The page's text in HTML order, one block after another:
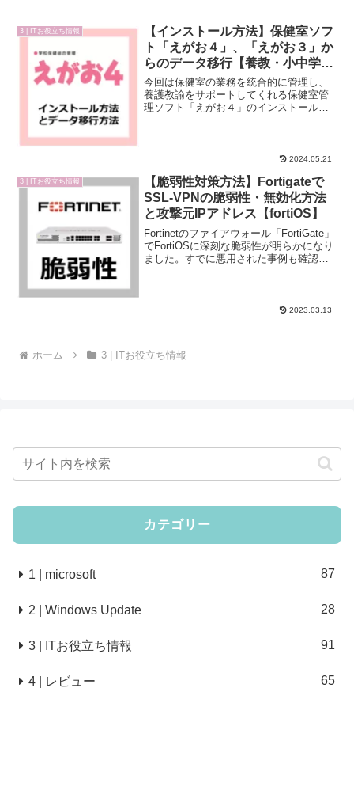
3 | ITお役立ち情報
【インストール方法】保健室ソフ
ト「えがお４」、「えがお３」か
らのデータ移行【養教・小中学
校・高校】
今回は保健室の業務を統合的に管理し、
養護教諭をサポートしてくれる保健室管
理ソフト「えがお４」のインストール方
2024.05.21
3 | ITお役立ち情報
【脆弱性対策方法】Fortigateで
SSL-VPNの脆弱性・無効化方法
と攻撃元IPアドレス【fortiOS】
Fortinetのファイアウォール「FortiGate」
でFortiOSに深刻な脆弱性が明らかになり
ました。すでに悪用された事例も確認さ
2023.03.13
ホーム 3 | ITお役立ち情報
カテゴリー
1 | microsoft 87
2 | Windows Update 28
3 | ITお役立ち情報 91
4 | レビュー 65